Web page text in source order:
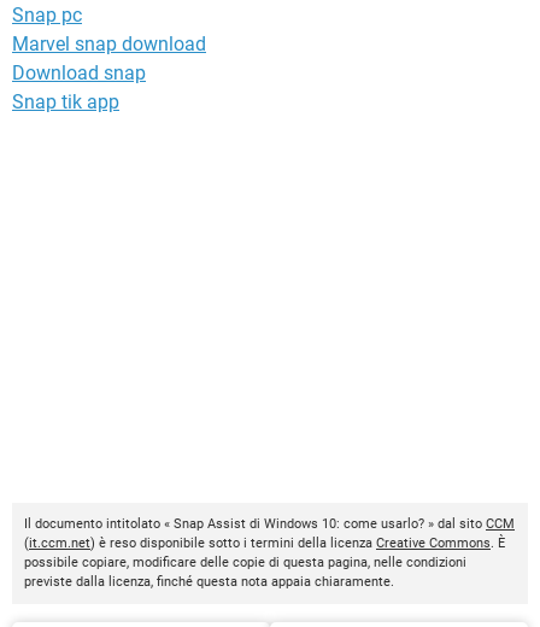
Snap pc
Marvel snap download
Download snap
Snap tik app
Il documento intitolato « Snap Assist di Windows 10: come usarlo? » dal sito CCM
(it.ccm.net) è reso disponibile sotto i termini della licenza Creative Commons. È
possibile copiare, modificare delle copie di questa pagina, nelle condizioni
previste dalla licenza, finché questa nota appaia chiaramente.